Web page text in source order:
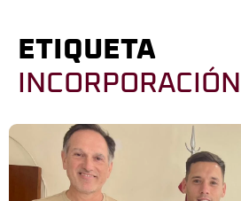
ETIQUETA
INCORPORACIÓN